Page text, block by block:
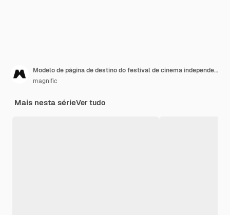
Modelo de página de destino do festival de cinema independente
magnific
Mais nesta sérieVer tudo